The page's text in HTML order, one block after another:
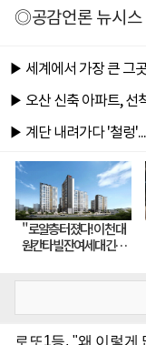
◎공감언론 뉴시스